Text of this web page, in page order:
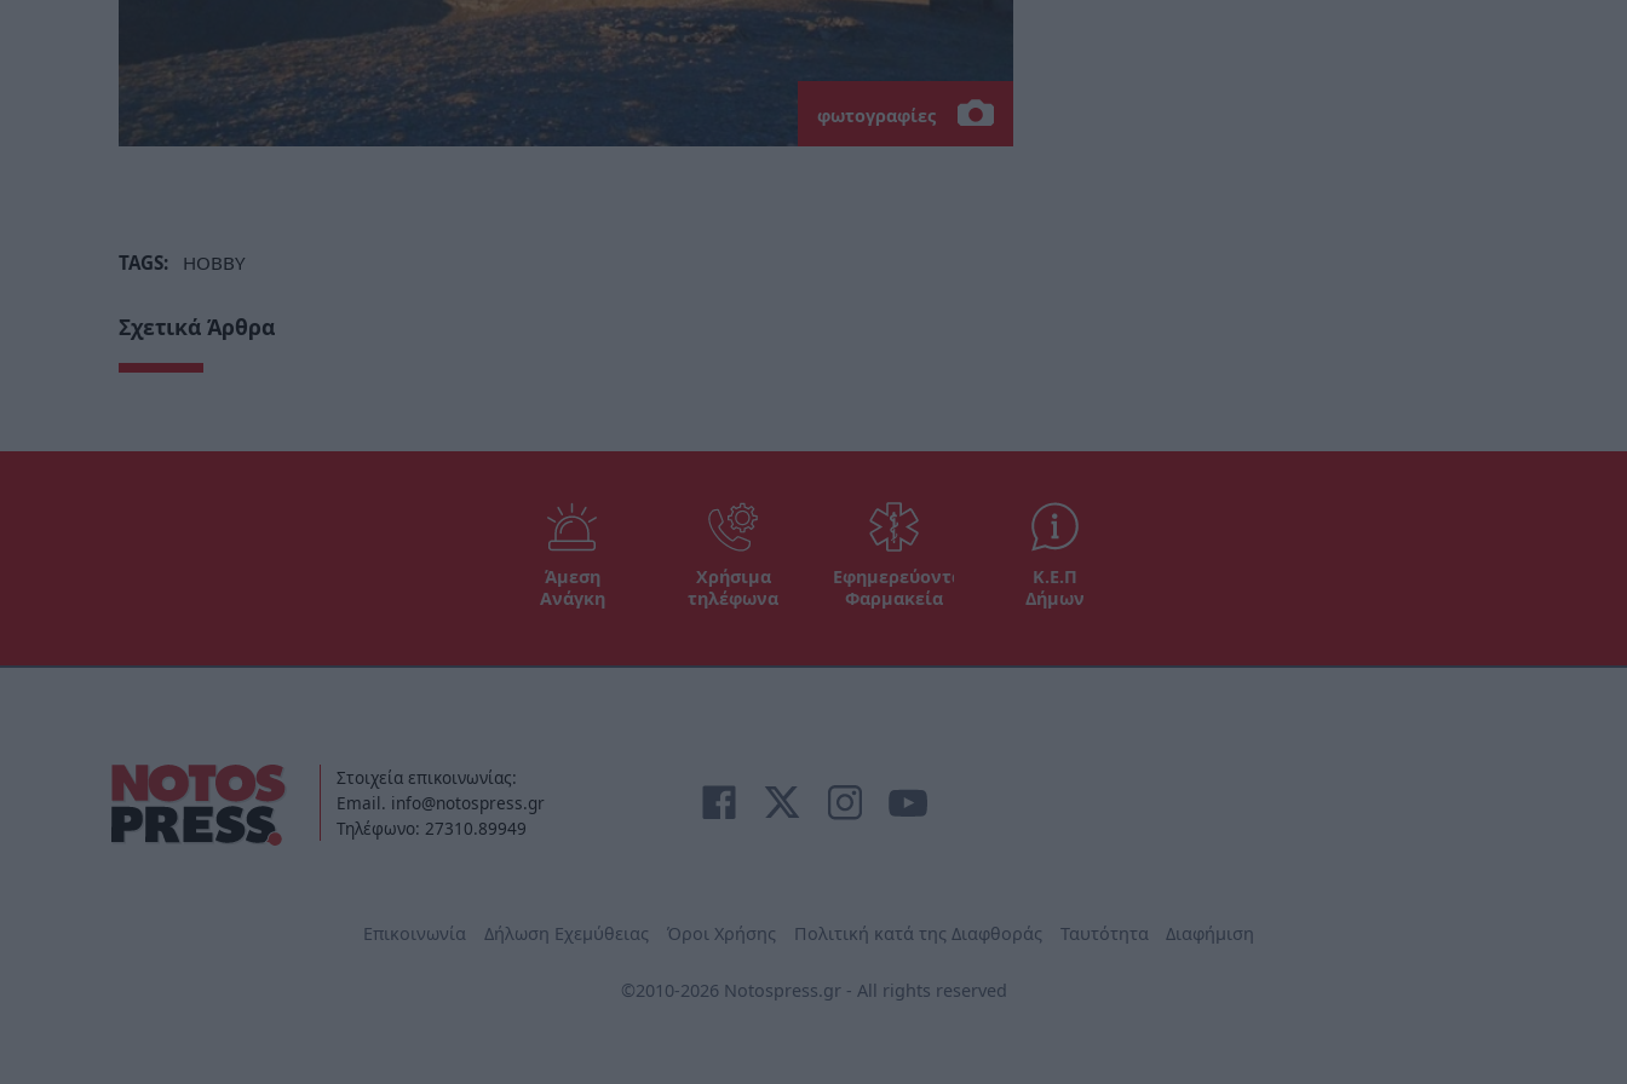
φωτογραφίες
TAGS: HOBBY
Σχετικά Άρθρα
Άμεση
Ανάγκη
Χρήσιμα
τηλέφωνα
Εφημερεύοντα
Φαρμακεία
Κ.Ε.Π
Δήμων
Στοιχεία επικοινωνίας:
Email. info@notospress.gr
Τηλέφωνο: 27310.89949
Επικοινωνία Δήλωση Εχεμύθειας Όροι Χρήσης Πολιτική κατά της Διαφθοράς Ταυτότητα Διαφήμιση
©2010-2026 Notospress.gr - All rights reserved